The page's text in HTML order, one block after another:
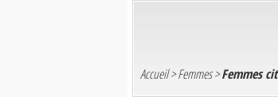
Accueil>Femmes>Femmes